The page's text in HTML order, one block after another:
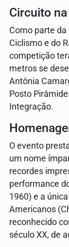
Circuito
Como parte da
Ciclismo e do
competição
metros se
Antônia
Posto
Integração.
O evento
um nome
recordes
performance
1960) e a
Americanos
reconhecido
século XX, de